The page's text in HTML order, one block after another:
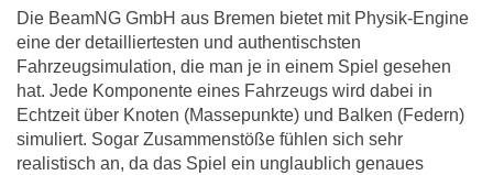
Die BeamNG GmbH aus Bremen bietet mit Physik-Engine
eine der detailliertesten und authentischsten
Fahrzeugsimulation, die man je in einem Spiel gesehen
hat. Jede Komponente eines Fahrzeugs wird dabei in
Echtzeit über Knoten (Massepunkte) und Balken (Federn)
simuliert. Sogar Zusammenstöße fühlen sich sehr
realistisch an, da das Spiel ein unglaublich genaues